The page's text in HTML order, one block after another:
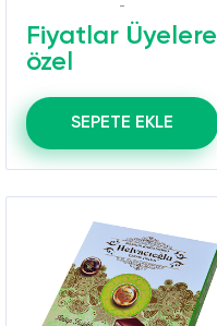
Fiyatlar Üyelere
özel
SEPETE EKLE